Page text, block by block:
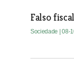
Falso
Sociedade | 08-